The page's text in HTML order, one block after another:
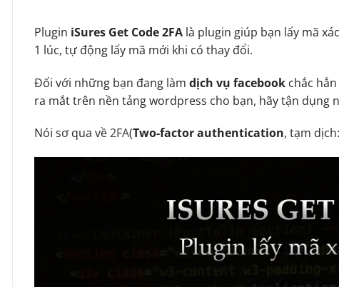
Plugin iSures Get Code 2FA là plugin giúp bạn lấy mã
1 lúc, tự động lấy mã mới khi có thay đổi.
Đối với những bạn đang làm dịch vụ facebook chắc
ra mắt trên nền tảng wordpress cho bạn, hãy tận dụng
Nói sơ qua về2FA(Two-factor authentication, tạm dịch: